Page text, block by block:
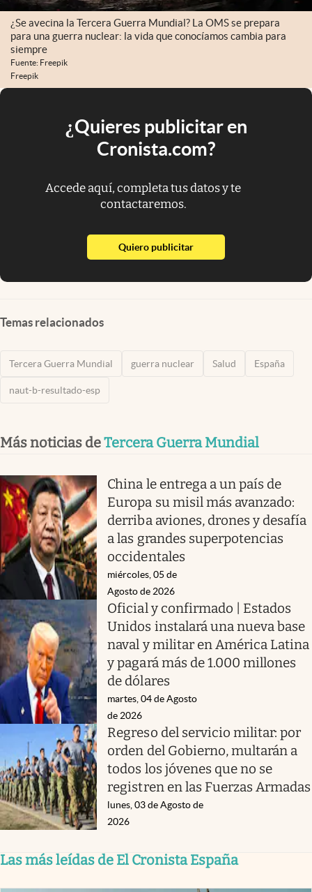
¿Se avecina la Tercera Guerra Mundial? La OMS se prepara
para una guerra nuclear: la vida que conocíamos cambia para
siempre
Fuente: Freepik
Freepik
¿Quieres publicitar en
Cronista.com?
Accede aquí, completa tus datos y te
contactaremos.
Quiero publicitarabre en nueva pestaña
Temas relacionados
Tercera Guerra Mundial guerra nuclear Salud España
naut-b-resultado-esp
Más noticias deTercera Guerra Mundial
China le entrega a un país de
Europa su misil más avanzado:
derriba aviones, drones y desafía
a las grandes superpotencias
occidentales
miércoles, 05 de
Agosto de 2026
Oficial y confirmado | Estados
Unidos instalará una nueva base
naval y militar en América Latina
y pagará más de 1.000 millones
de dólares
martes, 04 de Agosto
de 2026
Regreso del servicio militar: por
orden del Gobierno, multarán a
todos los jóvenes que no se
registren en las Fuerzas Armadas
lunes, 03 de Agosto de
2026
Las más leídas de El Cronista España